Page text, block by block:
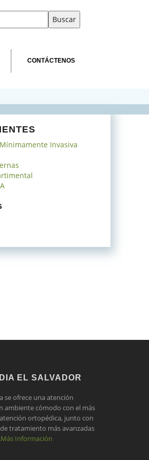
CONTÁCTENOS
Invasiva
EL SALVADOR
se ofrece una atención
ambiente cómodo con el más
ortopédica, junto con
tratamiento más avanzadas
Más Información